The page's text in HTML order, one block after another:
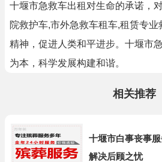
十堰市急救车出租对生命的承诺，
院救护车,市外急救车租车,租赁专业
精神，促进人类和平进步。十堰市
为本，科学发展构建和谐。
相关推荐
十堰市白事丧事
解决后顾之忧